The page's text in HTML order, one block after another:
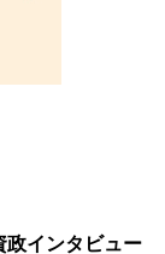
インタビュー